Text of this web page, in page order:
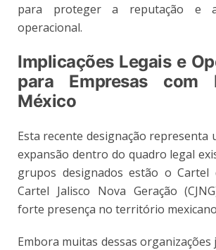
para proteger a reputação e a
operacional.
Implicações Legais e
para Empresas com
México
Esta recente designação representa
expansão dentro do quadro legal
grupos designados estão o Cartel
Cartel Jalisco Nova Geração
forte presença no território
Embora muitas dessas organizações